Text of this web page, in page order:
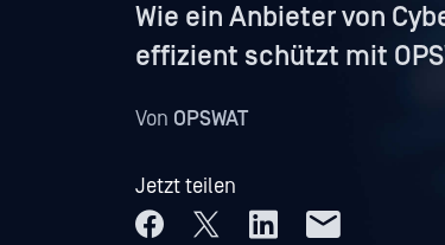
Wie ein Anbieter von
effizient schützt mit
Von OPSWAT
Jetzt teilen